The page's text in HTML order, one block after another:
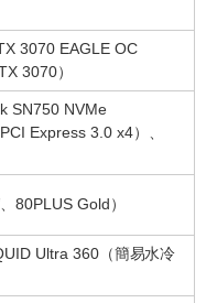
3070 EAGLE OC
3070）
SN750 NVMe
Express 3.0 x4）、
80PLUS Gold）
Ultra 360（簡易水冷